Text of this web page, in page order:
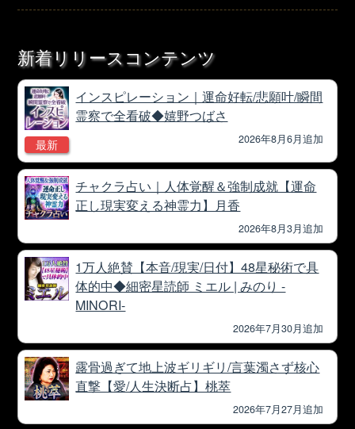
新着リリースコンテンツ
最新
インスピレーション｜運命好転/悲願叶/瞬間
霊察で全看破◆嬉野つばさ
2026年8月6月追加
チャクラ占い｜人体覚醒＆強制成就【運命
正し現実変える神霊力】月香
2026年8月3月追加
1万人絶賛【本音/現実/日付】48星秘術で具
体的中◆細密星読師 ミエル | みのり -
MINORI-
2026年7月30月追加
露骨過ぎて地上波ギリギリ/言葉濁さず核心
直撃【愛/人生決断占】桃萃
2026年7月27月追加